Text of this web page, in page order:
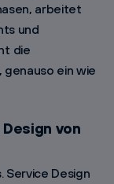
arbeitet
und
die
ein wie
von
Service Design